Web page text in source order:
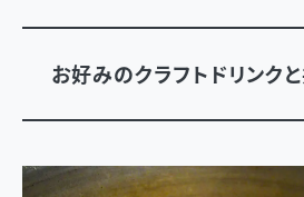
お好みのクラフトドリンク